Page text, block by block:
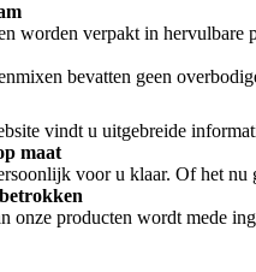
worden verpakt in hervulbare
bevatten geen
vindt u uitgebreide
maat
voor u klaar. Of het nu
onze producten wordt mede